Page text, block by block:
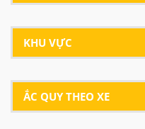
KHU VỰC
ẮC QUY THEO XE